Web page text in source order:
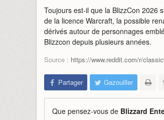
Toujours est-il que la BlizzCon 2026
de la licence Warcraft, la possible
dérivés autour de personnages
Blizzcon depuis plusieurs années.
Source : https://www.reddit.com/r/
Partager Gazouiller
Que pensez-vous de Blizzard